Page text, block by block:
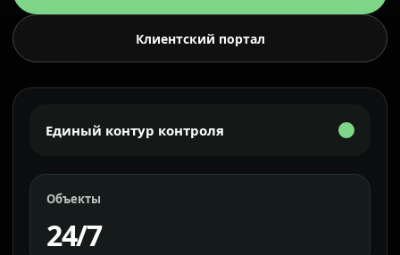
Клиентский портал
Единый контур контроля
Объекты
24/7